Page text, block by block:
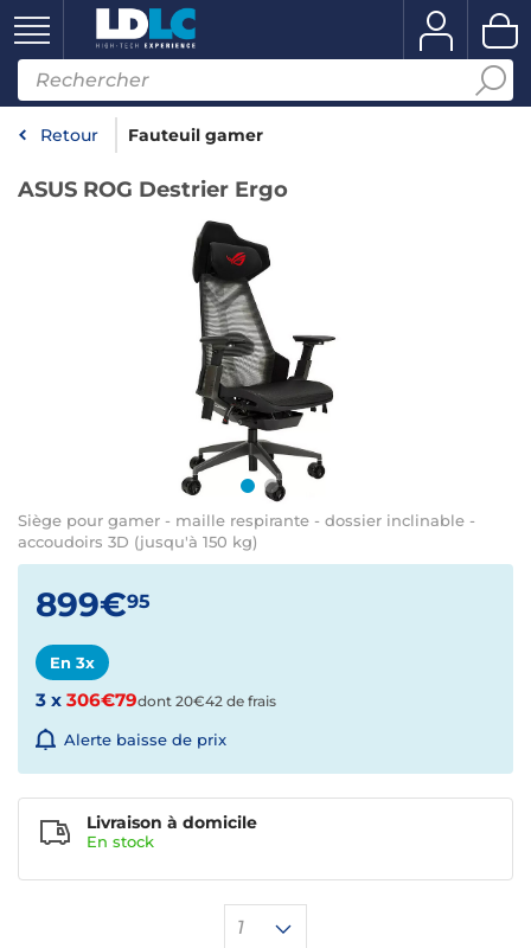
Retour Fauteuil gamer
ASUS ROG Destrier Ergo
Siège pour gamer - maille respirante - dossier inclinable -
accoudoirs 3D (jusqu'à 150 kg)
899€95
En 3x
3 x 306€79dont 20€42 de frais
Alerte baisse de prix
1
Livraison à domicile
En stock